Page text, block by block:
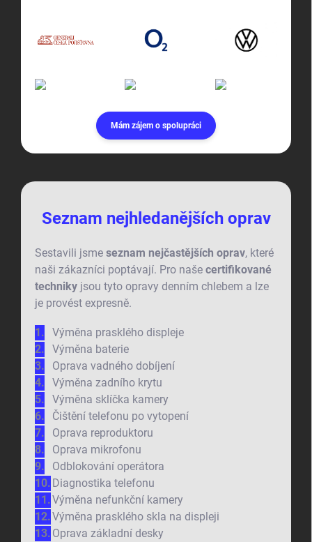
Mám zájem o spolupráci
Seznam nejhledanějších oprav
Sestavili jsme seznam nejčastějších oprav, které
naši zákazníci poptávají. Pro naše certifikované
techniky jsou tyto opravy denním chlebem a lze
je provést expresně.
Výměna prasklého displeje
Výměna baterie
Oprava vadného dobíjení
Výměna zadního krytu
Výměna sklíčka kamery
Čištění telefonu po vytopení
Oprava reproduktoru
Oprava mikrofonu
Odblokování operátora
Diagnostika telefonu
Výměna nefunkční kamery
Výměna prasklého skla na displeji
Oprava základní desky